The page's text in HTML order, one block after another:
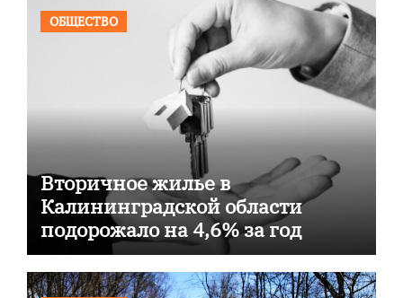
ОБЩЕСТВО
Вторичное жилье в
Калининградской области
подорожало на 4,6% за год